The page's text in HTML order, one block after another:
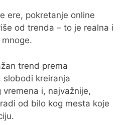
ere, pokretanje online
od trenda – to je realna i
trend prema
slobodi kreiranja
i, najvažnije,
od bilo kog mesta koje